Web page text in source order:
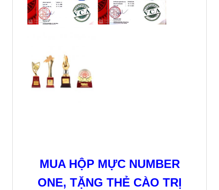
MUA HỘP MỰC NUMBER
ONE, TẶNG THẺ CÀO TRỊ